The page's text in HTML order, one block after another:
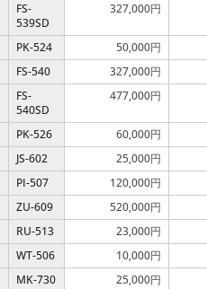
FS-
539SD
327,000円
PK-524 50,000円
FS-540 327,000円
FS-
540SD
477,000円
PK-526 60,000円
JS-602 25,000円
PI-507 120,000円
ZU-609 520,000円
RU-513 23,000円
WT-506 10,000円
MK-730 25,000円